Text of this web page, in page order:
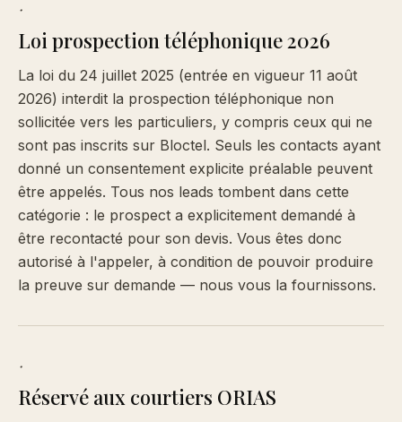
·
Loi prospection téléphonique 2026
La loi du 24 juillet 2025 (entrée en vigueur 11 août
2026) interdit la prospection téléphonique non
sollicitée vers les particuliers, y compris ceux qui ne
sont pas inscrits sur Bloctel. Seuls les contacts ayant
donné un consentement explicite préalable peuvent
être appelés. Tous nos leads tombent dans cette
catégorie : le prospect a explicitement demandé à
être recontacté pour son devis. Vous êtes donc
autorisé à l'appeler, à condition de pouvoir produire
la preuve sur demande — nous vous la fournissons.
·
Réservé aux courtiers ORIAS